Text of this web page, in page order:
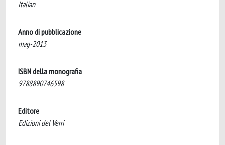
Italian
Anno di pubblicazione
mag-2013
ISBN della monografia
9788890746598
Editore
Edizioni del Verri